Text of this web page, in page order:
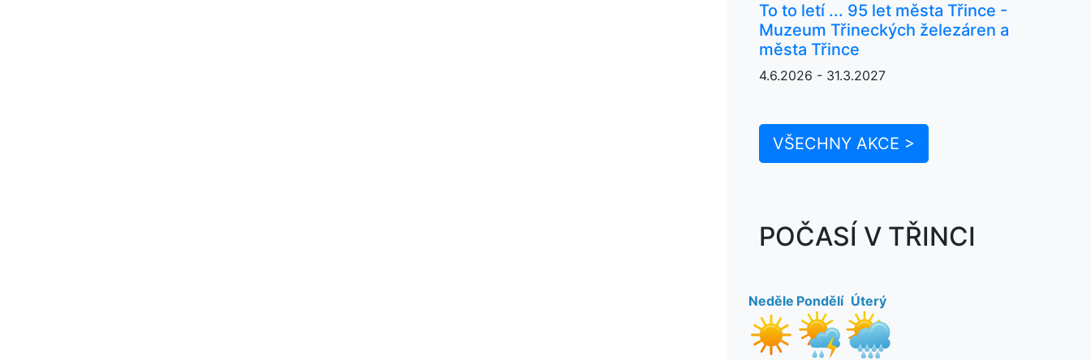
To to letí ... 95 let města Třince -
Muzeum Třineckých železáren a
města Třince
4.6.2026 - 31.3.2027
VŠECHNY AKCE >
POČASÍ V TŘINCI
Neděle Pondělí Úterý